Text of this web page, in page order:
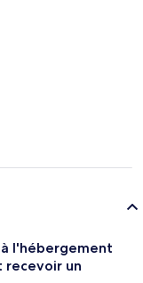
l'hébergement
recevoir un